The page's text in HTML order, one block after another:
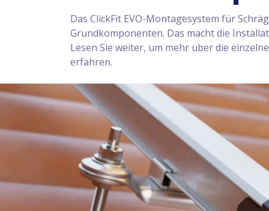
Das ClickFit EVO-Montagesystem für
Grundkomponenten. Das macht die
Lesen Sie weiter, um mehr über die
erfahren.